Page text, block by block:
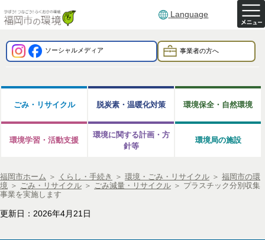
Language
ソーシャルメディア 事業者の方へ
ごみ・リサイクル 脱炭素・温暖化対策 環境保全・自然環境
環境学習・活動支援
環境に関する計画・方
針等
環境局の施設
福岡市ホーム ＞ くらし・手続き ＞ 環境・ごみ・リサイクル ＞ 福岡市の環
境 ＞ ごみ・リサイクル ＞ ごみ減量・リサイクル ＞ プラスチック分別収集
事業を実施します
更新日：2026年4月21日